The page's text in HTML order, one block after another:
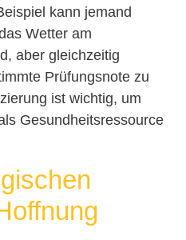
kann jemand
Wetter am
aber gleichzeitig
Prüfungsnote zu
ist wichtig, um
Gesundheitsressource